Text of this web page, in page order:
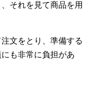
それを見て商品を用
文をとり、準備する
も非常に負担があ